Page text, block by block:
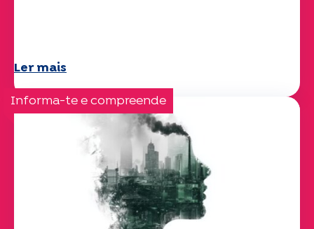
Ler mais
Informa-te e compreende